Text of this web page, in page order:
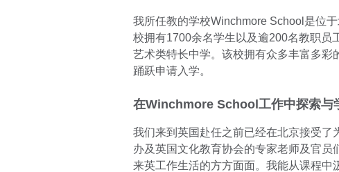
我所任教的学校Winchmore School是位
校拥有1700余名学生以及逾200名教职员
艺术类特长中学。该校拥有众多丰富多
踊跃申请入学。
在Winchmore School工作中探索与
我们来到英国赴任之前已经在北京接受了
办及英国文化教育协会的专家老师及官
来英工作生活的方方面面。我能从课程